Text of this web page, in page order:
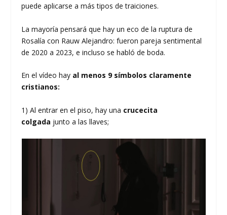
puede aplicarse a más tipos de traiciones.
La mayoría pensará que hay un eco de la ruptura de
Rosalía con Rauw Alejandro: fueron pareja sentimental
de 2020 a 2023, e incluso se habló de boda.
En el vídeo hay al menos 9 símbolos claramente
cristianos:
1) Al entrar en el piso, hay una crucecita
colgada junto a las llaves;